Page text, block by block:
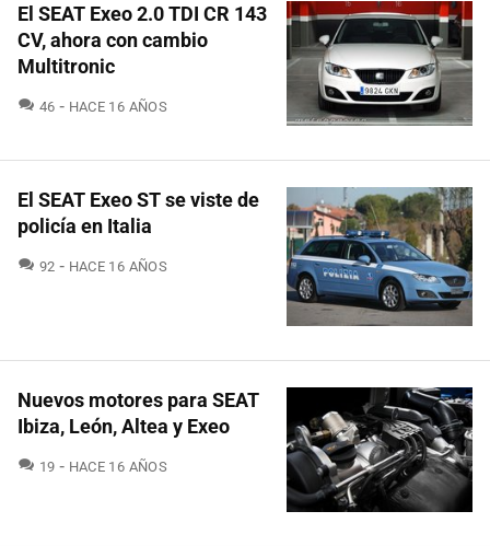
El SEAT Exeo 2.0 TDI CR 143
CV, ahora con cambio
Multitronic
46 COMENTARIOS
HACE 16 AÑOS
El SEAT Exeo ST se viste de
policía en Italia
92 COMENTARIOS
HACE 16 AÑOS
Nuevos motores para SEAT
Ibiza, León, Altea y Exeo
19 COMENTARIOS
HACE 16 AÑOS